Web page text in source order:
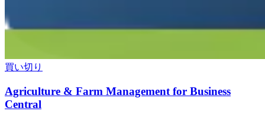
買い切り
Agriculture & Farm Management for Business
Central